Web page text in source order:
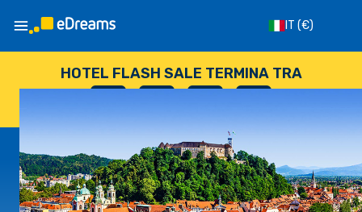
IT (€)
HOTEL FLASH SALE TERMINA TRA